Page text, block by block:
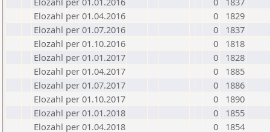
Elozahl per 01.04.2016
0
1829
Elozahl per 01.07.2016
0
1837
Elozahl per 01.10.2016
0
1818
Elozahl per 01.01.2017
0
1828
Elozahl per 01.04.2017
0
1885
Elozahl per 01.07.2017
0
1886
Elozahl per 01.10.2017
0
1890
Elozahl per 01.01.2018
0
1855
Elozahl per 01.04.2018
0
1854